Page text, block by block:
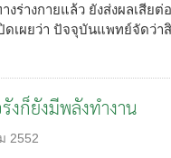
ร่างกายแล้ว ยังส่งผลเสียต่
เผยว่า ปัจจุบันแพทย์จัดว่า
งก็ยังมีพลังทำงาน
2552